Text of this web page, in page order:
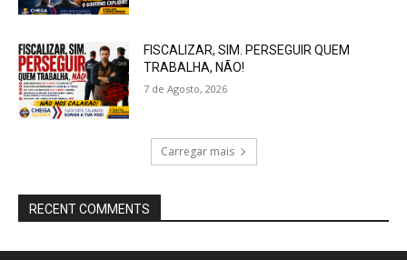
FISCALIZAR, SIM. PERSEGUIR QUEM
TRABALHA, NÃO!
7 de Agosto, 2026
Carregar mais
RECENT COMMENTS